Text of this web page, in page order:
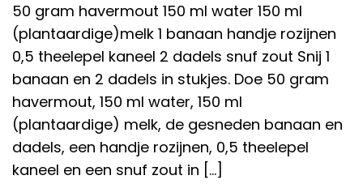
50 gram havermout 150 ml water 150 ml
(plantaardige)melk 1 banaan handje rozijnen
0,5 theelepel kaneel 2 dadels snuf zout Snij 1
banaan en 2 dadels in stukjes. Doe 50 gram
havermout, 150 ml water, 150 ml
(plantaardige) melk, de gesneden banaan en
dadels, een handje rozijnen, 0,5 theelepel
kaneel en een snuf zout in […]